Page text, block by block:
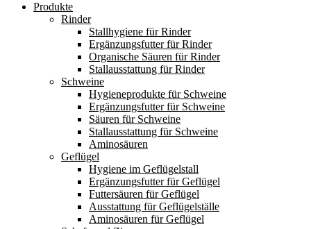
Produkte
Rinder
Stallhygiene für Rinder
Ergänzungsfutter für Rinder
Organische Säuren für Rinder
Stallausstattung für Rinder
Schweine
Hygieneprodukte für Schweine
Ergänzungsfutter für Schweine
Säuren für Schweine
Stallausstattung für Schweine
Aminosäuren
Geflügel
Hygiene im Geflügelstall
Ergänzungsfutter für Geflügel
Futtersäuren für Geflügel
Ausstattung für Geflügelställe
Aminosäuren für Geflügel